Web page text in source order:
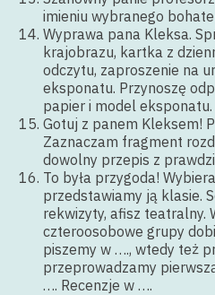
imieniu wybranego
Wyprawa pana Kleksa.
krajobrazu, kartka z
odczytu, zaproszenie na
eksponatu. Przynoszę
papier i model eksponatu.
Gotuj z panem Kleksem!
Zaznaczam fragment
dowolny przepis z
To była przygoda!
przedstawiamy ją klasie.
rekwizyty, afisz teatralny.
czteroosobowe grupy
piszemy w …., wtedy też
przeprowadzamy
…. Recenzje w ….